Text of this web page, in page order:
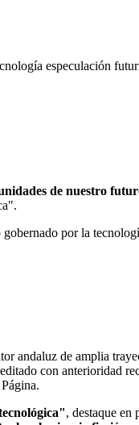
especulación
de nuestro
gobernado por la
andaluz de amplia
con anterioridad
, destaque en